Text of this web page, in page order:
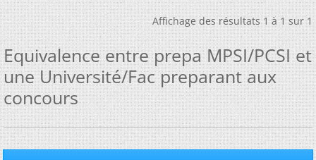
Affichage des résultats 1 à 1 sur 1
Equivalence entre prepa MPSI/PCSI et
une Université/Fac preparant aux
concours